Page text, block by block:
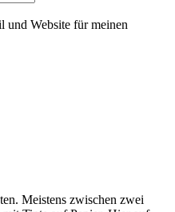
und Website für meinen
Meistens zwischen zwei